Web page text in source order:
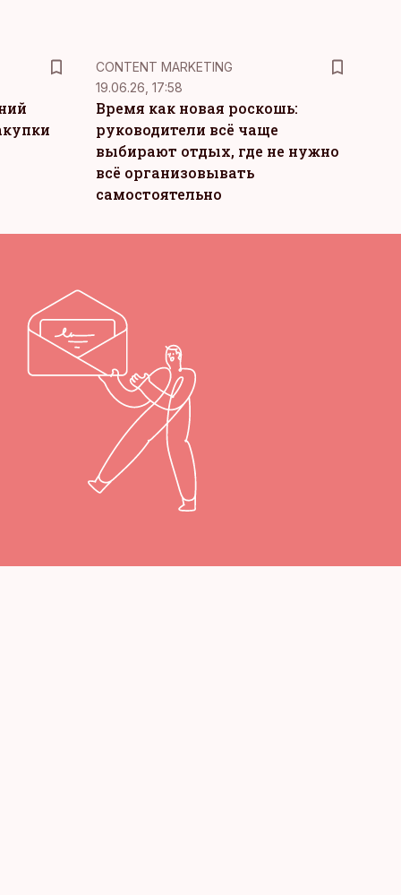
KM
CONTENT MARKETING
19.06.26, 17:58
Время как новая роскошь:
руководители всё чаще
выбирают отдых, где не нужно
всё организовывать
самостоятельно